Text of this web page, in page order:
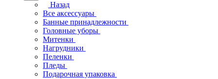
Назад
Все аксессуары
Банные принадлежности
Головные уборы
Митенки
Нагрудники
Пеленки
Пледы
Подарочная упаковка